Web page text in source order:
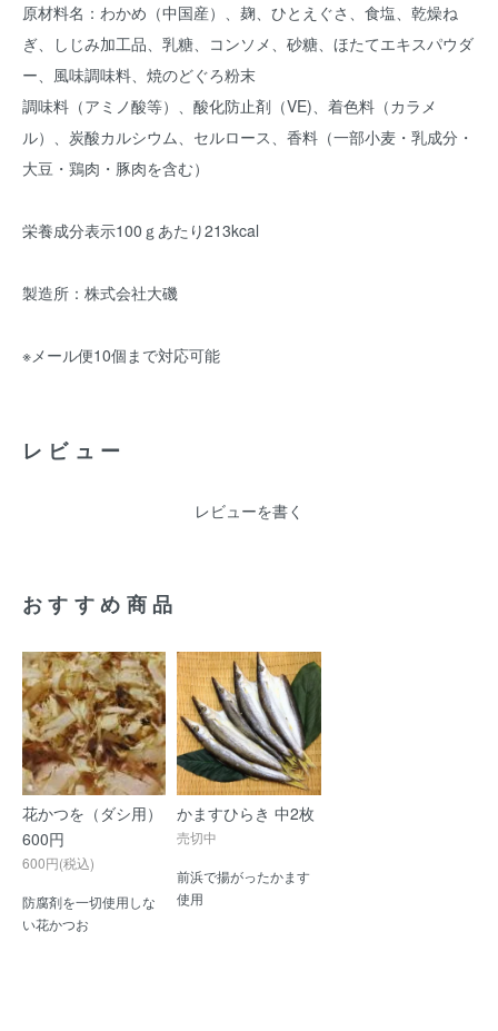
原材料名：わかめ（中国産）、麹、ひとえぐさ、食塩、乾燥ね
ぎ、しじみ加工品、乳糖、コンソメ、砂糖、ほたてエキスパウダ
ー、風味調味料、焼のどぐろ粉末
調味料（アミノ酸等）、酸化防止剤（VE)、着色料（カラメ
ル）、炭酸カルシウム、セルロース、香料（一部小麦・乳成分・
大豆・鶏肉・豚肉を含む）
栄養成分表示100ｇあたり213kcal
製造所：株式会社大磯
※メール便10個まで対応可能
レビュー
レビューを書く
おすすめ商品
花かつを（ダシ用）
600円
600円(税込)
防腐剤を一切使用しな
い花かつお
かますひらき 中2枚
売切中
前浜で揚がったかます
使用